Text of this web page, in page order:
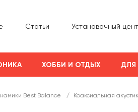
Статьи Установочный
ХОББИ И ОТДЫХ ДЛЯ
Best Balance / Коаксиальная